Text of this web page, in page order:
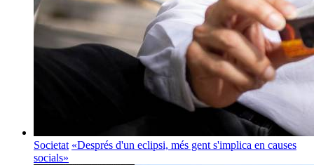
Societat «Després d'un eclipsi, més gent s'implica en causes
socials»